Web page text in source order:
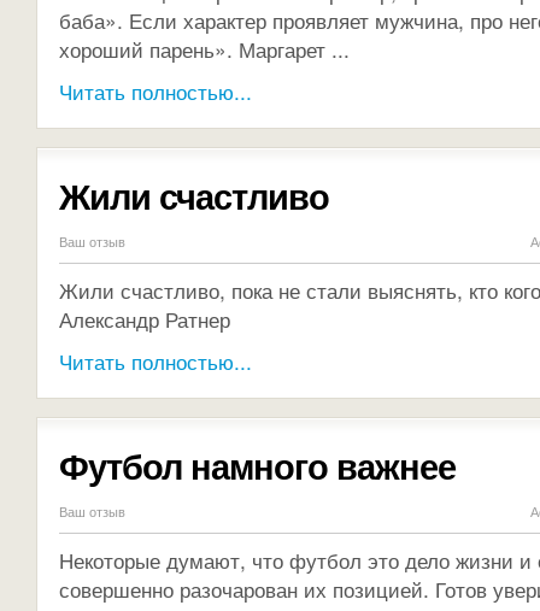
баба». Если характер проявляет мужчина, про
хороший парень». Маргарет ...
Читать полностью...
Жили счастливо
Ваш отзыв
Жили счастливо, пока не стали выяснять, кто
Александр Ратнер
Читать полностью...
Футбол намного важнее
Ваш отзыв
Некоторые думают, что футбол это дело жизни и
совершенно разочарован их позицией. Готов